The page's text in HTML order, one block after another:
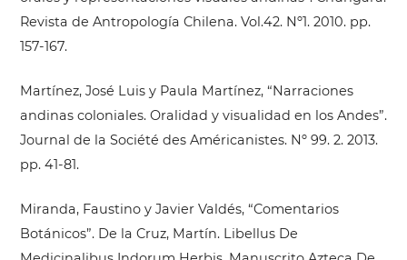
Revista de Antropología Chilena. Vol.42. Nº1. 2010. pp.
157-167.
Martínez, José Luis y Paula Martínez, “Narraciones
andinas coloniales. Oralidad y visualidad en los Andes”.
Journal de la Société des Américanistes. Nº 99. 2. 2013.
pp. 41-81.
Miranda, Faustino y Javier Valdés, “Comentarios
Botánicos”. De la Cruz, Martín. Libellus De